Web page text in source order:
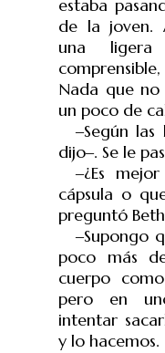
estaba
de la joven.
una ligera
Nada que no
un poco de
‒Según
dijo‒. Se le
‒¿Es
cápsula o
preguntó
‒Supongo
poco más
cuerpo
pero en
intentar
y lo hacemos.